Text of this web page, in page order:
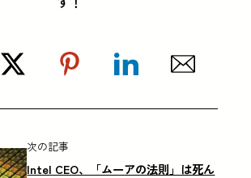
次の記事
Intel CEO、「ムーアの法則」は死ん